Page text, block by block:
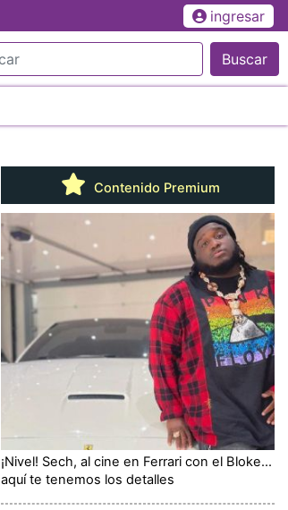
ingresar
Buscar
Contenido Premium
¡Nivel! Sech, al cine en Ferrari con el Bloke...
aquí te tenemos los detalles